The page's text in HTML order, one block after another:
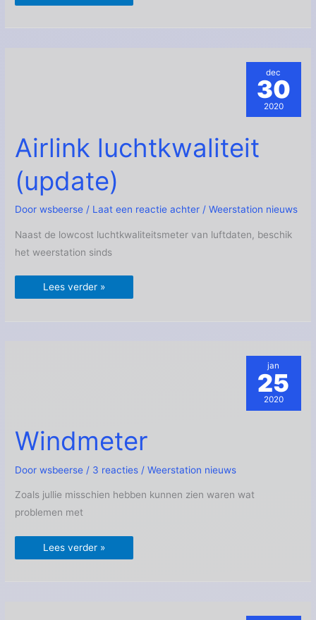
Airlink luchtkwaliteit
(update)
Doorwsbeerse / Laat een reactie achter /Weerstation nieuws
Naast de lowcost luchtkwaliteitsmeter van luftdaten, beschik
het weerstation sinds
Airlink
luchtkwaliteit
(update)
Lees verder »
dec
30
2020
Windmeter
Doorwsbeerse / 3 reacties /Weerstation nieuws
Zoals jullie misschien hebben kunnen zien waren wat
problemen met
Windmeter
Lees verder »
jan
25
2020